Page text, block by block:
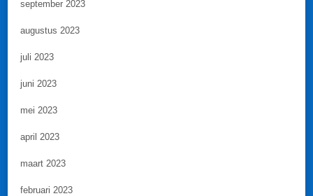
september 2023
augustus 2023
juli 2023
juni 2023
mei 2023
april 2023
maart 2023
februari 2023